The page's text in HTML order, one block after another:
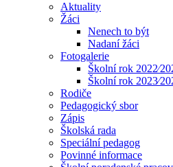
Aktuality
Žáci
Nenech to být
Nadaní žáci
Fotogalerie
Školní rok
Školní rok
Rodiče
Pedagogický sbor
Zápis
Školská rada
Speciální pedagog
Povinné informace